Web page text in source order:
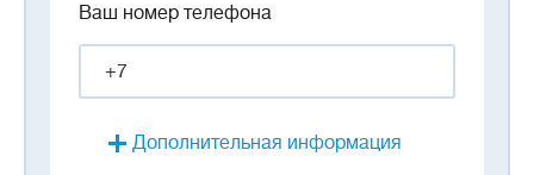
Ваш номер телефона
Дополнительная информация